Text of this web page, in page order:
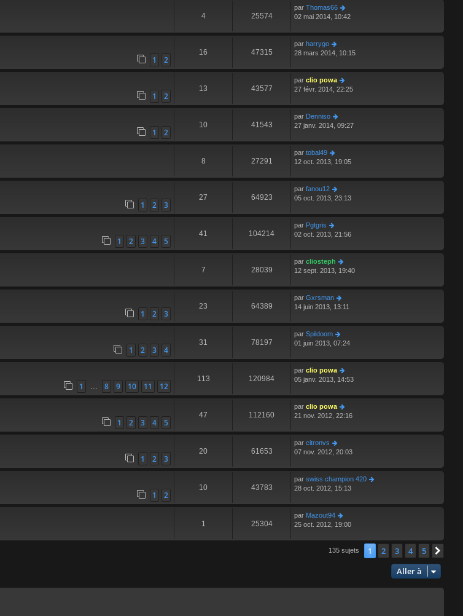
4 25574
par Thomas66
02 mai 2014, 10:42
1 2
16 47315
par harrygo
28 mars 2014, 10:15
1 2
13 43577
par clio powa
27 févr. 2014, 22:25
1 2
10 41543
par Denniso
27 janv. 2014, 09:27
8 27291
par tobal49
12 oct. 2013, 19:05
1 2 3
27 64923
par fanou12
05 oct. 2013, 23:13
1 2 3 4 5
41 104214
par Pgtgris
02 oct. 2013, 21:56
7 28039
par cliosteph
12 sept. 2013, 19:40
1 2 3
23 64389
par Gxrsman
14 juin 2013, 13:11
1 2 3 4
31 78197
par Spildoom
01 juin 2013, 07:24
1 … 8 9 10 11 12
113 120984
par clio powa
05 janv. 2013, 14:53
1 2 3 4 5
47 112160
par clio powa
21 nov. 2012, 22:16
1 2 3
20 61653
par citronvs
07 nov. 2012, 20:03
1 2
10 43783
par swiss champion 420
28 oct. 2012, 15:13
1 25304
par Mazout94
25 oct. 2012, 19:00
135 sujets 1 2 3 4 5
Aller à